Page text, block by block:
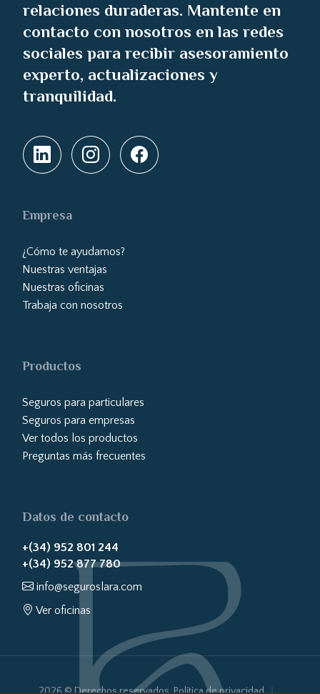
relaciones duraderas. Mantente en
contacto con nosotros en las redes
sociales para recibir asesoramiento
experto, actualizaciones y
tranquilidad.
Empresa
¿Cómo te ayudamos?
Nuestras ventajas
Nuestras oficinas
Trabaja con nosotros
Productos
Seguros para particulares
Seguros para empresas
Ver todos los productos
Preguntas más frecuentes
Datos de contacto
+(34) 952 801 244
+(34) 952 877 780
info@seguroslara.com
Ver oficinas
2026 © Derechos reservados.Política de privacidad